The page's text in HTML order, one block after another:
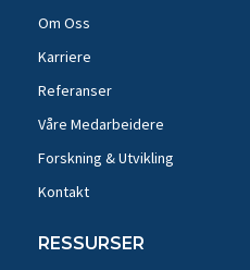
Om Oss
Karriere
Referanser
Våre Medarbeidere
Forskning & Utvikling
Kontakt
RESSURSER